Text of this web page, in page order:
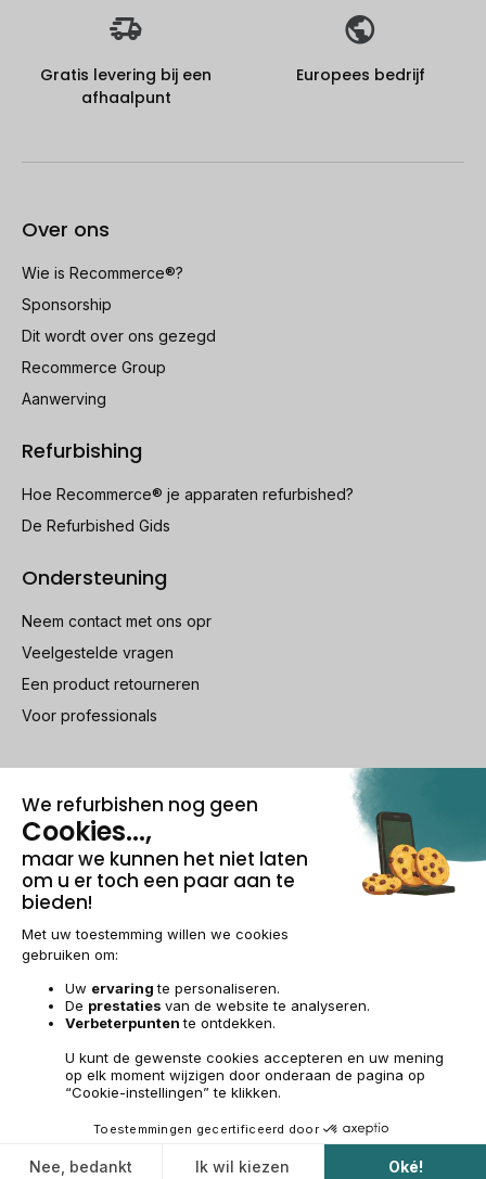
Gratis levering bij een
afhaalpunt
Europees bedrijf
Over ons
Wie is Recommerce®?
Sponsorship
Dit wordt over ons gezegd
Recommerce Group
Aanwerving
Refurbishing
Hoe Recommerce® je apparaten refurbished?
De Refurbished Gids
Ondersteuning
Neem contact met ons opr
Veelgestelde vragen
Een product retourneren
Voor professionals
100% beveiligde betaling
Wettelijke vermeldingen & AGBeheer van cookies
Algemene verkoopvoorwaarden
Toegankelijkheid
© 2009-2026 RECOMMERCE - Alle rechten voorbehouden.